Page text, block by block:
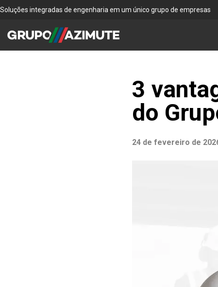
Soluções integradas de engenharia em um único grupo de empresas
3
do
24 de fevereiro de